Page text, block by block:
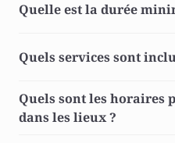
Quelle est la durée
Quels services sont
Quels sont les horaires
dans les lieux ?